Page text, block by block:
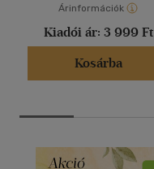
Árinformációk
Kiadói ár: 3 999 Ft
Kosárba